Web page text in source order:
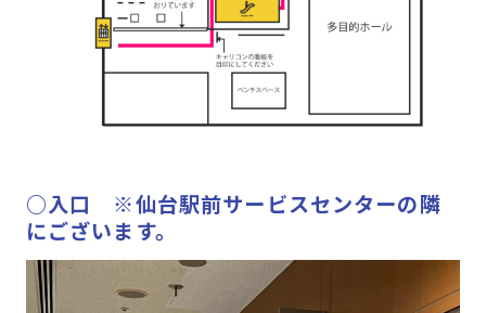
○入口 ※仙台駅前サービスセンターの隣
にございます。